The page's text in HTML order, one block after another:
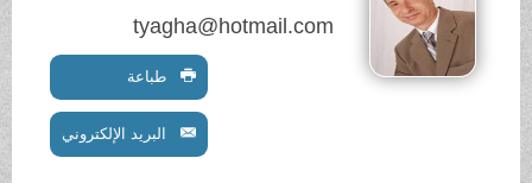
tyagha@hotmail.com
طباعة
البريد الإلكتروني